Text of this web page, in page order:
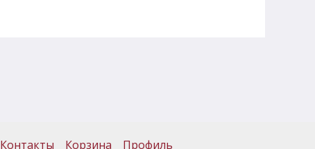
Контакты Корзина Профиль